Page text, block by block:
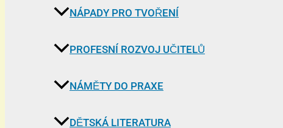
NÁPADY PRO TVOŘENÍ
PROFESNÍ ROZVOJ UČITELŮ
NÁMĚTY DO PRAXE
DĚTSKÁ LITERATURA